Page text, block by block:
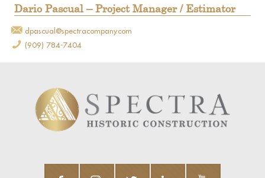
Dario Pascual – Project Manager / Estimator
dpascual@spectracompany.com
(909) 784-7404